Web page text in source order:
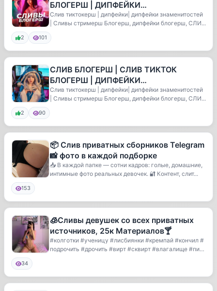
БЛОГЕРШ | ДИПФЕЙКИ
ЗНАМЕНИТОСТЕЙ | СЛИВ БЛОГЕРШ |
СЛИВ ТИКТОКЕРШ | ДИ
Слив тиктокерш | дипфейки| дипфейки знаменитостей
| Сливы стримерш Блогерш, дипфейки блогерш, СЛИ...
2 101
СЛИВ БЛОГЕРШ | СЛИВ ТИКТОК
БЛОГЕРШ | ДИПФЕЙКИ
ЗНАМЕНИТОСТЕЙ | ДИПФЕЙКИ
БЛОГЕРШ| СЛИВ ТИКТОКЕРШ | ДИП
Слив тиктокерш | дипфейки| дипфейки знаменитостей
| Сливы стримерш Блогерш, дипфейки блогерш, СЛИ...
2 90
📦 Слив приватных сборников Telegram
📸 фото в каждой подборке
📥 В каждой папке — сотни кадров: голые, домашние,
интимные фото реальных девочек. 🔐 Контент, слит...
153
🧊Сливы девушек со всех приватных
источников, 25к Материалов🍸
#колготки #ученицу #лисбиянки #кремпай #кончил #
подрочить #дрочить #вирт #сквирт #влагалище #пиз
34